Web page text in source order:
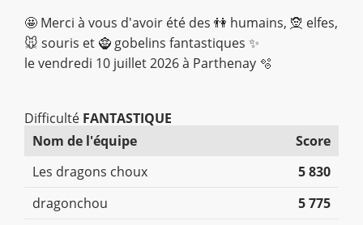
🤩 Merci à vous d'avoir été des 👫 humains, 🧝 elfes,
🐭 souris et 🧌 gobelins fantastiques ✨
le vendredi 10 juillet 2026 à Parthenay 🫧
Difficulté FANTASTIQUE
Nom de l'équipe
Score
Les dragons choux
5 830
dragonchou
5 775